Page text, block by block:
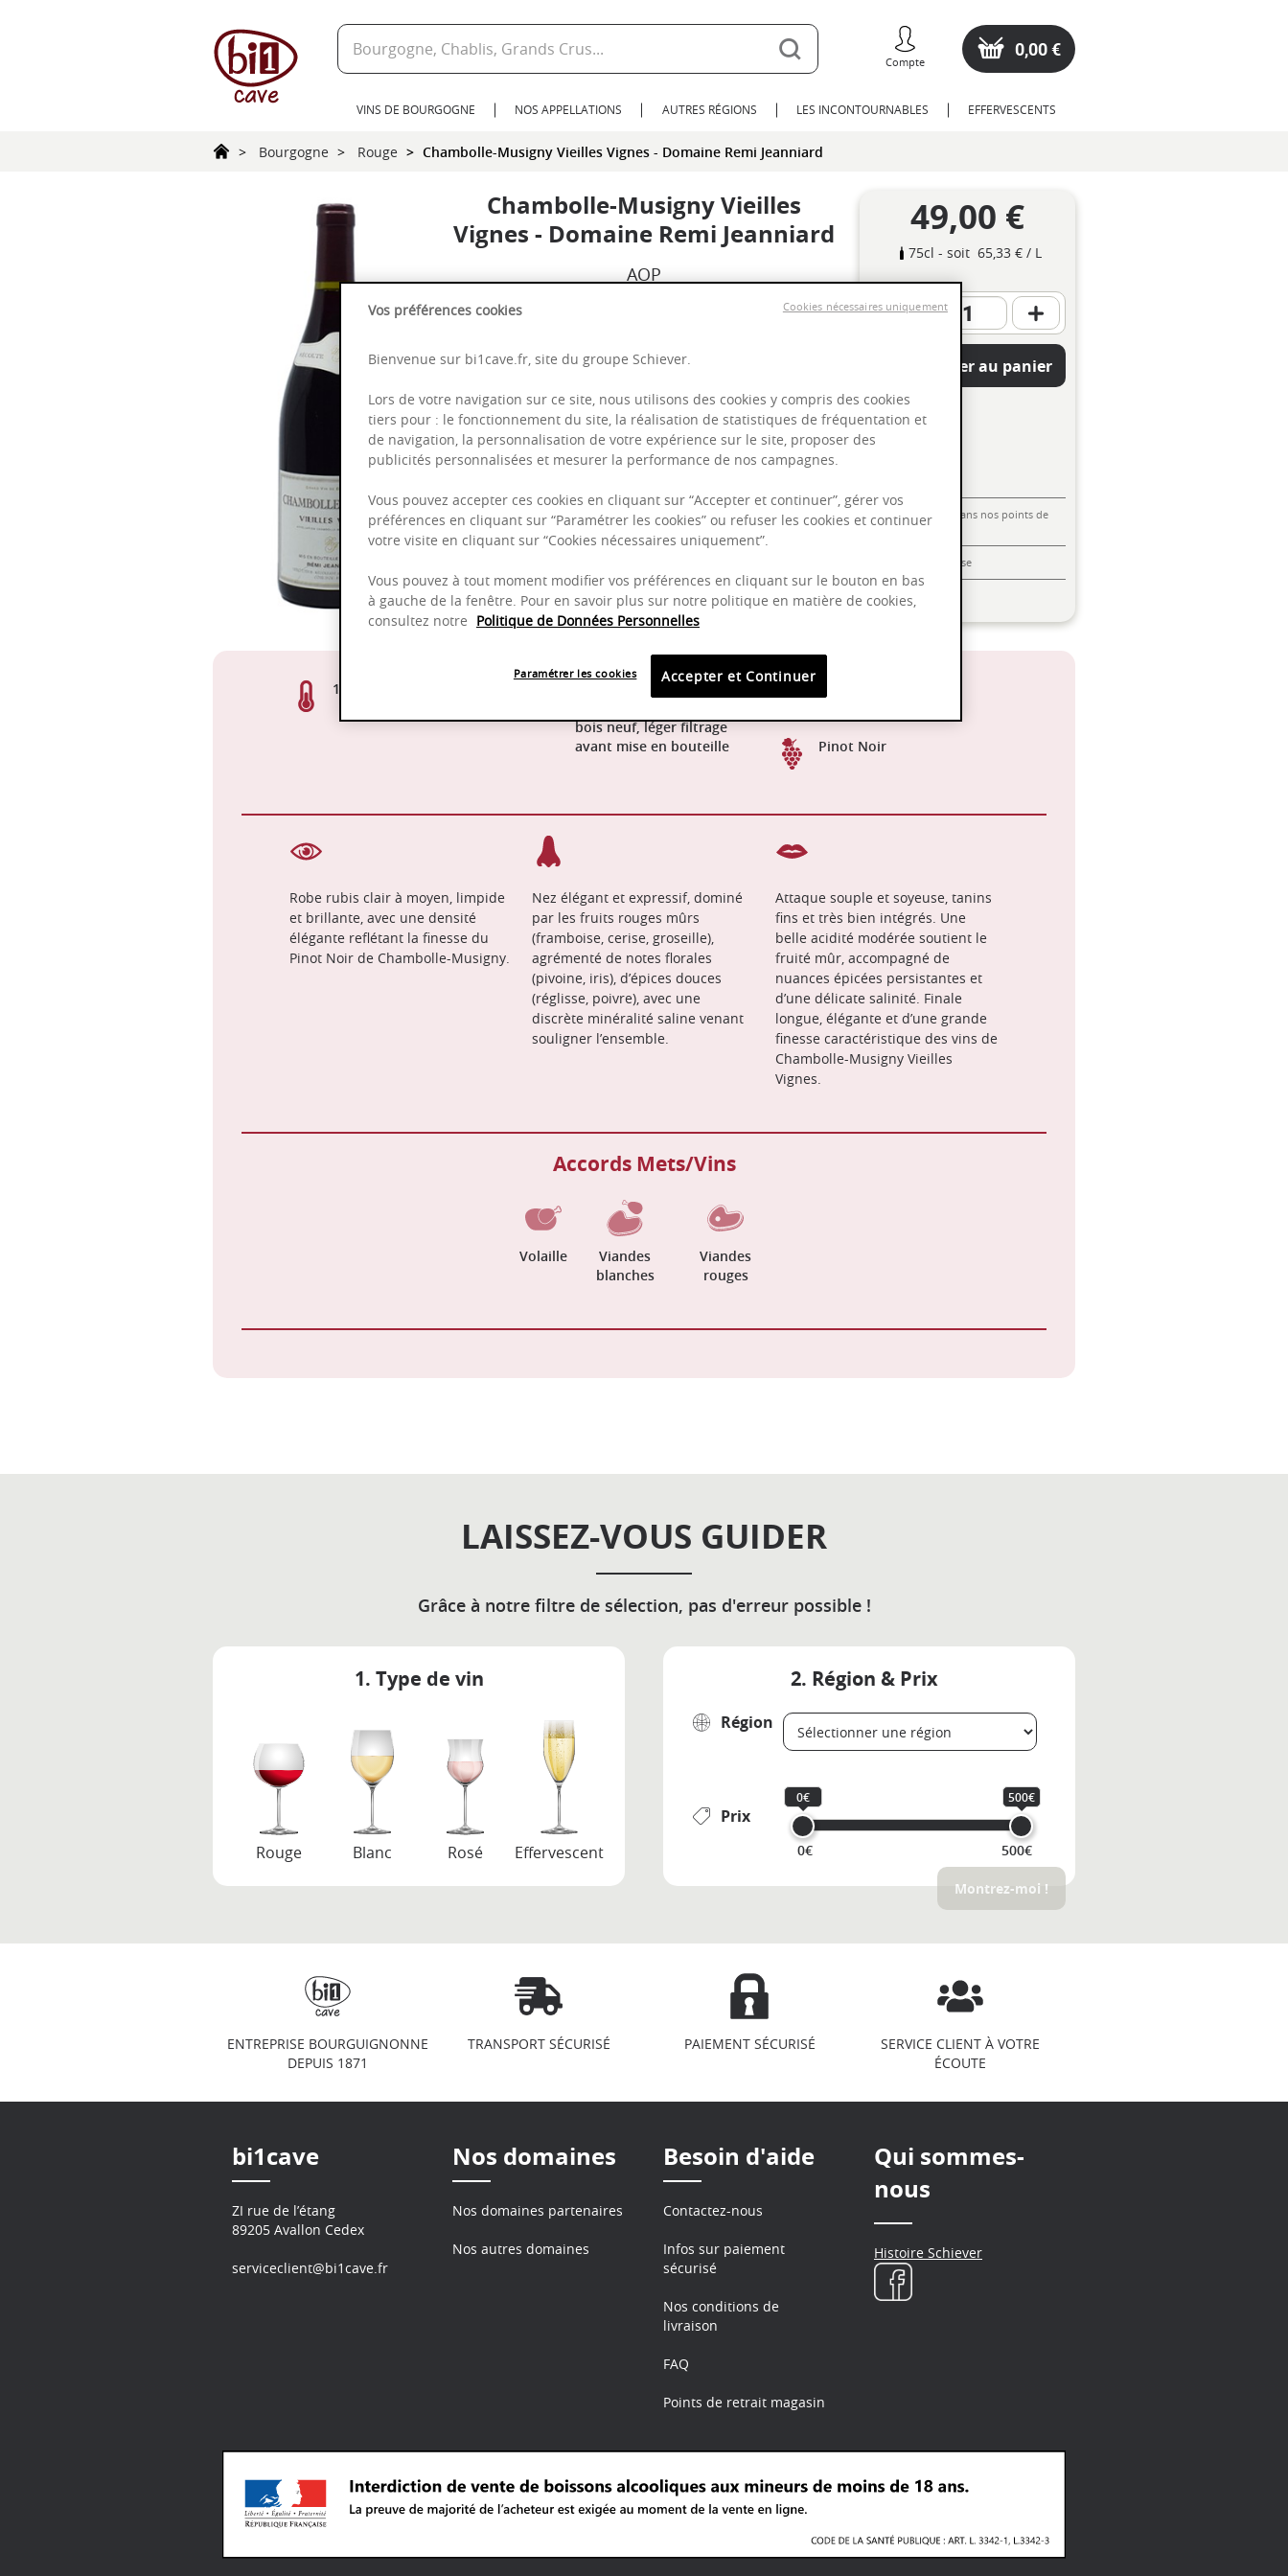
Compte
0,00 €
VINS DE BOURGOGNE NOS APPELLATIONS AUTRES RÉGIONS LES INCONTOURNABLES EFFERVESCENTS
Bourgogne Rouge Chambolle-Musigny Vieilles Vignes - Domaine Remi Jeanniard
Chambolle-Musigny Vieilles
Vignes - Domaine Remi Jeanniard
AOP
Bourgogne
Puissant
Complexité
Fruité
49,00 €
75cl - soit 65,33 €/ L
Ajouter au panier
Livraison offerte dans nos points de
vente
Emballage anti-casse
Paiement sécurisé
13,50%
Élevage en fûts durant 12
bois neuf, léger filtrage
avant mise en bouteille
Pinot Noir
Robe rubis clair à moyen, limpide
et brillante, avec une densité
élégante reflétant la finesse du
Pinot Noir de Chambolle-Musigny.
Nez élégant et expressif, dominé
par les fruits rouges mûrs
(framboise, cerise, groseille),
agrémenté de notes florales
(pivoine, iris), d’épices douces
(réglisse, poivre), avec une
discrète minéralité saline venant
souligner l’ensemble.
Attaque souple et soyeuse, tanins
fins et très bien intégrés. Une
belle acidité modérée soutient le
fruité mûr, accompagné de
nuances épicées persistantes et
d’une délicate salinité. Finale
longue, élégante et d’une grande
finesse caractéristique des vins de
Chambolle-Musigny Vieilles
Vignes.
Accords Mets/Vins
Volaille
Viandes
blanches
Viandes
rouges
LAISSEZ-VOUS GUIDER
Grâce à notre filtre de sélection, pas d'erreur possible !
1. Type de vin
Rouge Blanc Rosé Effervescent
2. Région & Prix
Région
Prix
0€ 500€
0€ 500€
Montrez-moi !
ENTREPRISE BOURGUIGNONNE
DEPUIS 1871
TRANSPORT SÉCURISÉ PAIEMENT SÉCURISÉ
SERVICE CLIENT À VOTRE
ÉCOUTE
bi1cave
ZI rue de l’étang
89205 Avallon Cedex
serviceclient@bi1cave.fr
Nos domaines
Nos domaines partenaires
Nos autres domaines
Besoin d'aide
Contactez-nous
Infos sur paiement
sécurisé
Nos conditions de
livraison
FAQ
Points de retrait magasin
Qui sommes-
nous
Histoire Schiever
Vos préférences cookies
Bienvenue sur bi1cave.fr, site du groupe Schiever.
Lors de votre navigation sur ce site, nous utilisons des cookies y compris des cookies
tiers pour : le fonctionnement du site, la réalisation de statistiques de fréquentation et
de navigation, la personnalisation de votre expérience sur le site, proposer des
publicités personnalisées et mesurer la performance de nos campagnes.
Vous pouvez accepter ces cookies en cliquant sur “Accepter et continuer”, gérer vos
préférences en cliquant sur “Paramétrer les cookies” ou refuser les cookies et continuer
votre visite en cliquant sur “Cookies nécessaires uniquement”.
Vous pouvez à tout moment modifier vos préférences en cliquant sur le bouton en bas
à gauche de la fenêtre. Pour en savoir plus sur notre politique en matière de cookies,
consultez notre Politique de Données Personnelles
Accepter et Continuer
Paramétrer les cookies
Cookies nécessaires uniquement